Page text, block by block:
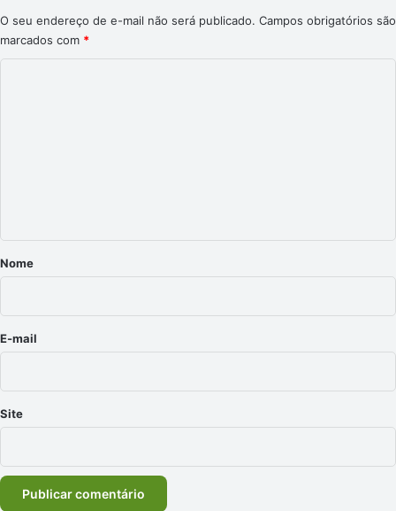
O seu endereço de e-mail não será publicado. Campos obrigatórios são
marcados com *
r
*
Nome
E-mail
Site